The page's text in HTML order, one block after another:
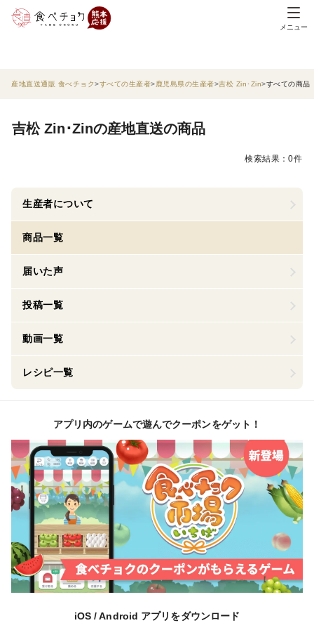
メニュー
産地直送通販 食べチョク すべての生産者 鹿児島県の生産者 吉松 Zin･Zin すべての商品
吉松 Zin･Zinの産地直送の商品
検索結果：0件
生産者について
商品一覧
届いた声
投稿一覧
動画一覧
レシピ一覧
アプリ内のゲームで遊んでクーポンをゲット！
iOS / Android アプリをダウンロード